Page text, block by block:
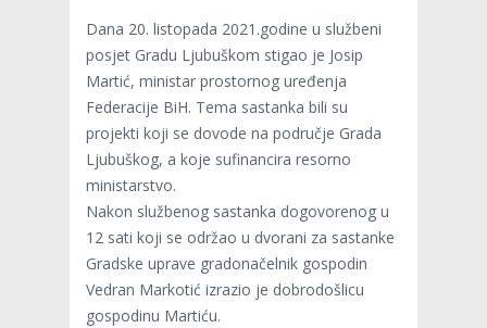
Dana 20. listopada 2021.godine u službeni
posjet Gradu Ljubuškom stigao je Josip
Martić, ministar prostornog uređenja
Federacije BiH. Tema sastanka bili su
projekti koji se dovode na područje Grada
Ljubuškog, a koje sufinancira resorno
ministarstvo.
Nakon službenog sastanka dogovorenog u
12 sati koji se održao u dvorani za sastanke
Gradske uprave gradonačelnik gospodin
Vedran Markotić izrazio je dobrodošlicu
gospodinu Martiću.